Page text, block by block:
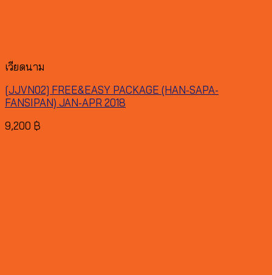
เวียดนาม
[JJVN02] FREE&EASY PACKAGE (HAN-SAPA-
FANSIPAN) JAN-APR 2018
9,200 ฿